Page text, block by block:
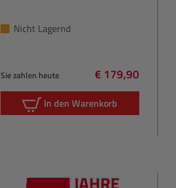
Nicht Lagernd
Sie zahlen heute
Regulärer Preis:
€ 179,90
In den Warenkorb